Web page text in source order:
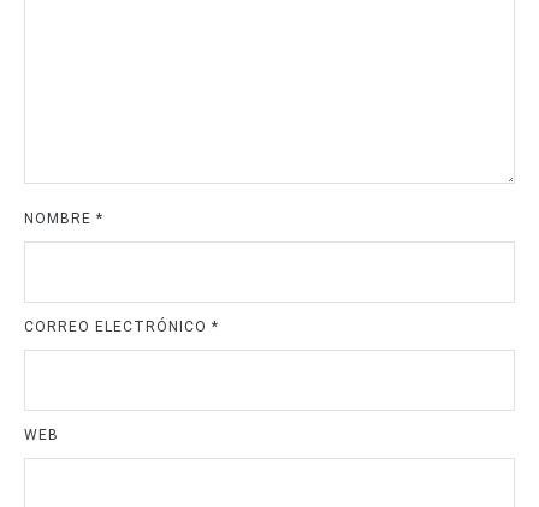
NOMBRE *
CORREO ELECTRÓNICO *
WEB